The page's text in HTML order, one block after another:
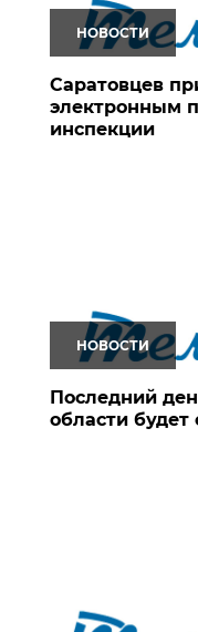
НОВОСТИ
Саратовцев
электронным
инспекции
НОВОСТИ
Последний
области